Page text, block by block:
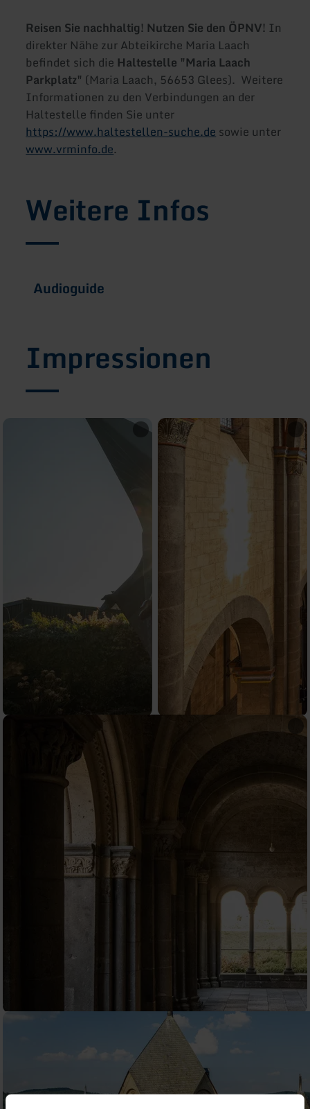
Reisen Sie nachhaltig! Nutzen Sie den ÖPNV! In
direkter Nähe zur Abteikirche Maria Laach
befindet sich die Haltestelle "Maria Laach
Parkplatz" (Maria Laach, 56653 Glees). Weitere
Informationen zu den Verbindungen an der
Haltestelle finden Sie unter
https://www.haltestellen-suche.de sowie unter
www.vrminfo.de.
Weitere Infos
Audioguide
Impressionen